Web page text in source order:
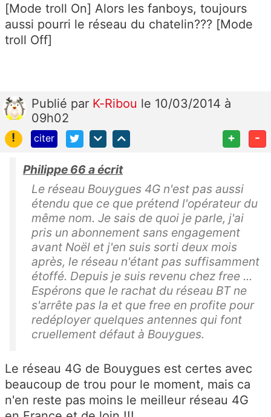
[Mode troll On] Alors les fanboys, toujours
aussi pourri le réseau du chatelin??? [Mode
troll Off]
Publié par K-Ribou le 10/03/2014 à
09h02
!
citer + -
Philippe 66 a écrit
Le réseau Bouygues 4G n'est pas aussi
étendu que ce que prétend l'opérateur du
même nom. Je sais de quoi je parle, j'ai
pris un abonnement sans engagement
avant Noël et j'en suis sorti deux mois
après, le réseau n'étant pas suffisamment
étoffé. Depuis je suis revenu chez free ...
Espérons que le rachat du réseau BT ne
s'arrête pas la et que free en profite pour
redéployer quelques antennes qui font
cruellement défaut à Bouygues.
Le réseau 4G de Bouygues est certes avec
beaucoup de trou pour le moment, mais ca
n'en reste pas moins le meilleur réseau 4G